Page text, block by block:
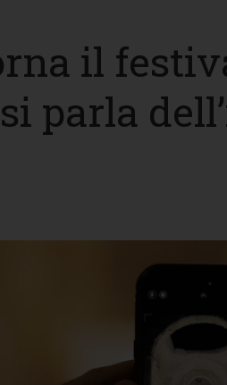
il
parla